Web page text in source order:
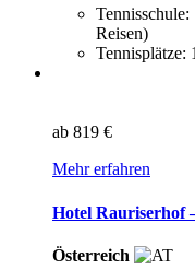
Reisen)
Tennisplätze:
ab 819 €
Mehr erfahren
Hotel Rauriserhof
Österreich